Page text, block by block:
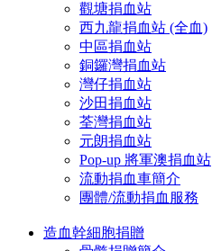
觀塘捐血站
西九龍捐血站 (全血)
中區捐血站
銅鑼灣捐血站
灣仔捐血站
沙田捐血站
荃灣捐血站
元朗捐血站
Pop-up 將軍澳捐血站
流動捐血車簡介
團體/流動捐血服務
造血幹細胞捐贈